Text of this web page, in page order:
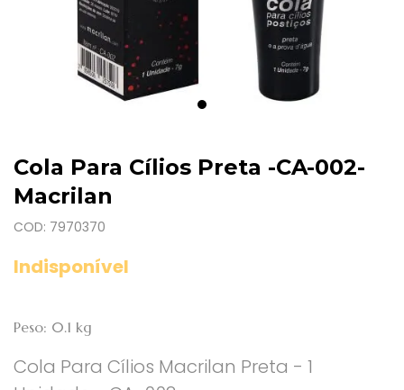
Cola Para Cílios Preta -CA-002-
Macrilan
COD: 7970370
Indisponível
Peso: 0.1 kg
Cola Para Cílios Macrilan Preta - 1